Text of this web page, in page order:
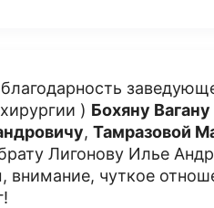
) Бохяну
, Тамразовой
Лигонову Илье
внимание, чуткое